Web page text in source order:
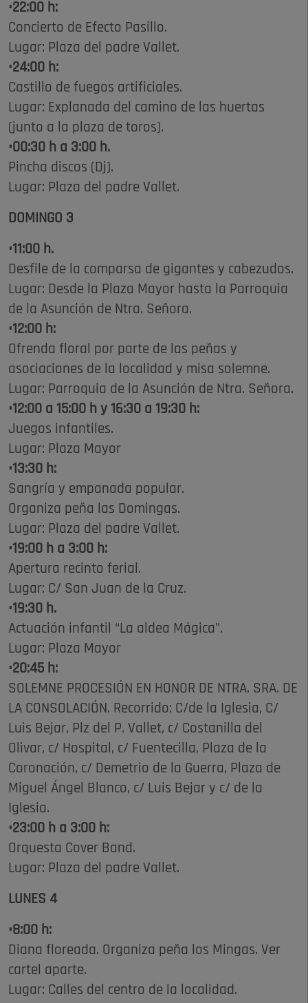
•22:00 h:
Concierto de Efecto Pasillo.
Lugar: Plaza del padre Vallet.
•24:00 h:
Castillo de fuegos artificiales.
Lugar: Explanada del camino de las huertas
(junto a la plaza de toros).
•00:30 h a 3:00 h.
Pincha discos (Dj).
Lugar: Plaza del padre Vallet.
DOMINGO 3
•11:00 h.
Desfile de la comparsa de gigantes y cabezudos.
Lugar: Desde la Plaza Mayor hasta la Parroquia
de la Asunción de Ntra. Señora.
•12:00 h:
Ofrenda floral por parte de las peñas y
asociaciones de la localidad y misa solemne.
Lugar: Parroquia de la Asunción de Ntra. Señora.
•12:00 a 15:00 h y 16:30 a 19:30 h:
Juegos infantiles.
Lugar: Plaza Mayor
•13:30 h:
Sangría y empanada popular.
Organiza peña las Domingas.
Lugar: Plaza del padre Vallet.
•19:00 h a 3:00 h:
Apertura recinto ferial.
Lugar: C/ San Juan de la Cruz.
•19:30 h.
Actuación infantil “La aldea Mágica”.
Lugar: Plaza Mayor
•20:45 h:
SOLEMNE PROCESIÓN EN HONOR DE NTRA. SRA. DE
LA CONSOLACIÓN. Recorrido: C/de la Iglesia, C/
Luis Bejar, Plz del P. Vallet, c/ Costanilla del
Olivar, c/ Hospital, c/ Fuentecilla, Plaza de la
Coronación, c/ Demetrio de la Guerra, Plaza de
Miguel Ángel Blanco, c/ Luis Bejar y c/ de la
Iglesia.
•23:00 h a 3:00 h:
Orquesta Cover Band.
Lugar: Plaza del padre Vallet.
LUNES 4
•8:00 h:
Diana floreada. Organiza peña los Mingas. Ver
cartel aparte.
Lugar: Calles del centro de la localidad.